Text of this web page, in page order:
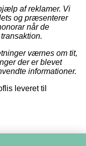
af reklamer. Vi
og præsenterer
når de
værnes om tit,
der er blevet
informationer.
leveret til